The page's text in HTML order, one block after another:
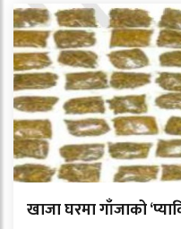
खाजा घरमा गाँजाको